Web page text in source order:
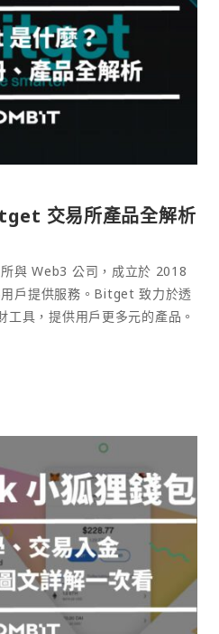
交易所產品全解析
與 Web3 公司，成立於 2018
戶提供服務。Bitget 致力於透
具，提供用戶更多元的產品。